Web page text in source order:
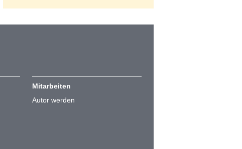
Mitarbeiten
Autor werden